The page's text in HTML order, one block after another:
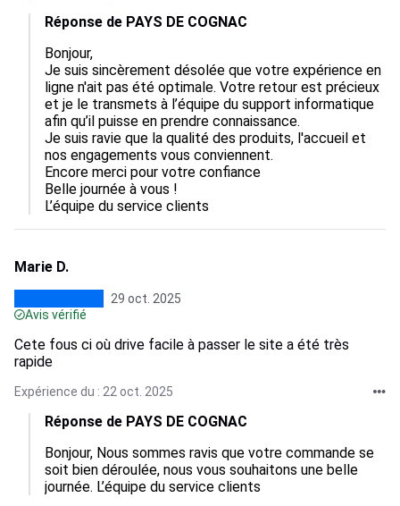
Réponse de PAYS DE COGNAC
Bonjour,
Je suis sincèrement désolée que votre expérience en
ligne n'ait pas été optimale. Votre retour est précieux
et je le transmets à l’équipe du support informatique
afin qu’il puisse en prendre connaissance.
Je suis ravie que la qualité des produits, l'accueil et
nos engagements vous conviennent.
Encore merci pour votre confiance
Belle journée à vous !
L’équipe du service clients
Marie D.
29 oct. 2025
Avis vérifié
Cete fous ci où drive facile à passer le site a été très
rapide
Expérience du : 22 oct. 2025
Réponse de PAYS DE COGNAC
Bonjour, Nous sommes ravis que votre commande se
soit bien déroulée, nous vous souhaitons une belle
journée. L’équipe du service clients